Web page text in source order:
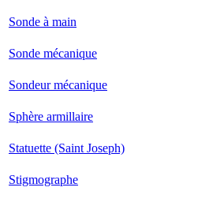
Sonde à main
Sonde mécanique
Sondeur mécanique
Sphère armillaire
Statuette (Saint Joseph)
Stigmographe